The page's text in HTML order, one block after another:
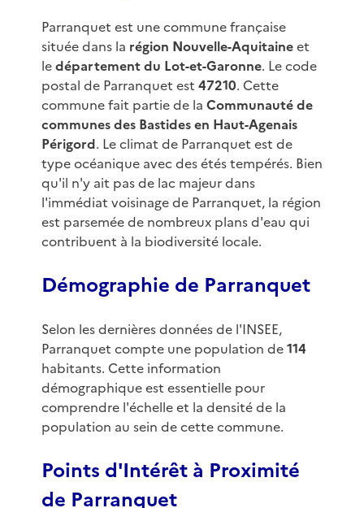
Parranquet est une commune française
située dans la région Nouvelle-Aquitaineet
ledépartement du Lot-et-Garonne. Le code
postal de Parranquet est 47210. Cette
commune fait partie de la Communauté de
communes des Bastides en Haut-Agenais
Périgord. Le climat de Parranquet est de
type océanique avec des étés tempérés. Bien
qu'il n'y ait pas de lac majeur dans
l'immédiat voisinage de Parranquet, la région
est parsemée de nombreux plans d'eau qui
contribuent à la biodiversité locale.
Démographie de Parranquet
Selon les dernières données de l'INSEE,
Parranquet compte une population de114
habitants. Cette information
démographique est essentielle pour
comprendre l'échelle et la densité de la
population au sein de cette commune.
Points d'Intérêt à Proximité
de Parranquet